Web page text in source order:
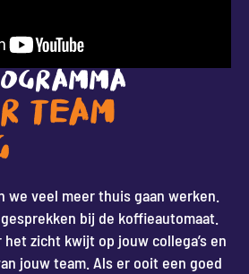
TEAM
we veel meer thuis gaan werken.
bij de koffieautomaat.
zicht kwijt op jouw collega’s en
jouw team. Als er ooit een goed